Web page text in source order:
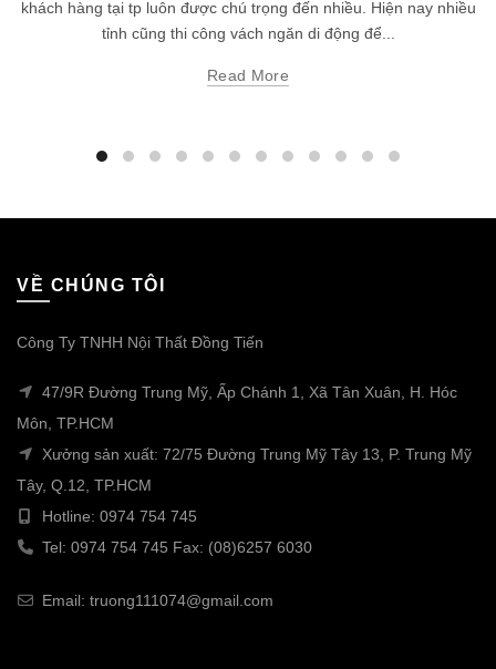
khách hàng tại tp luôn được chú trọng đến nhiều. Hiện nay nhiều
tỉnh cũng thi công vách ngăn di động để...
Read More
VỀ CHÚNG TÔI
Công Ty TNHH Nội Thất Đồng Tiến
47/9R Đường Trung Mỹ, Ấp Chánh 1, Xã Tân Xuân, H. Hóc
Môn, TP.HCM
Xưởng sản xuất: 72/75 Đường Trung Mỹ Tây 13, P. Trung Mỹ
Tây, Q.12, TP.HCM
Hotline: 0974 754 745
Tel: 0974 754 745 Fax: (08)6257 6030
Email: truong111074@gmail.com